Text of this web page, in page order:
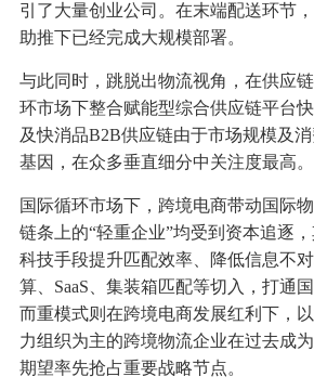
引了大量创业公司。在末端配送环节
助推下已经完成大规模部署。
与此同时，跳脱出物流视角，在供应
环市场下整合赋能型综合供应链平台
及快消品B2B供应链由于市场规模及
基因，在众多垂直细分中关注度最高。
国际循环市场下，跨境电商带动国际
链条上的“轻重企业”均受到资本追逐
科技手段提升匹配效率、降低信息不
算、SaaS、集装箱匹配等切入，打通
而重模式则在跨境电商发展红利下，
力组织为主的跨境物流企业在过去成
期望率先抢占重要战略节点。